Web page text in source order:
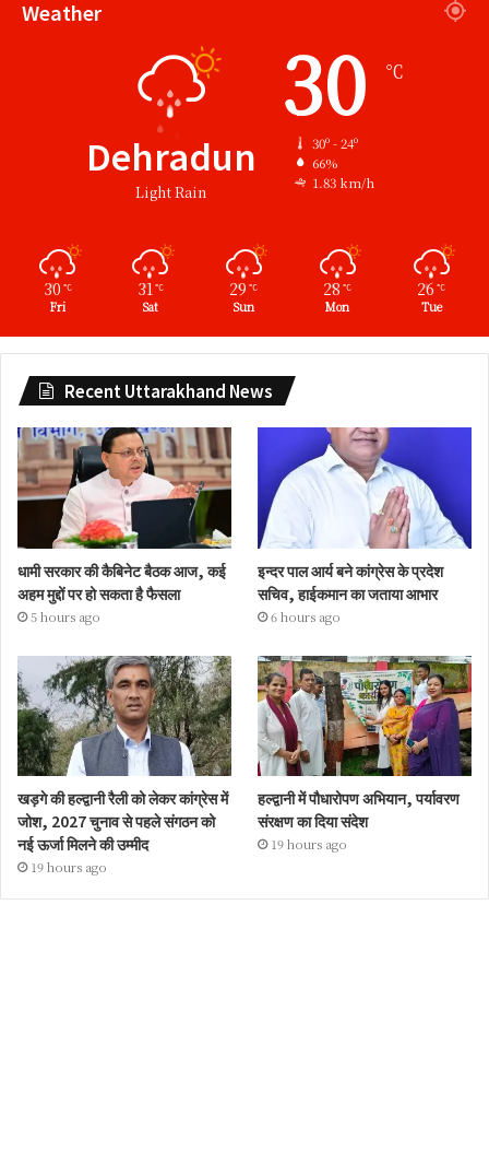
Weather
Dehradun
Light Rain
30 ℃
30º - 24º
66%
1.83 km/h
30 ℃
Fri
31 ℃
Sat
29 ℃
Sun
28 ℃
Mon
26 ℃
Tue
Recent Uttarakhand News
धामी सरकार की कैबिनेट बैठक आज, कई
अहम मुद्दों पर हो सकता है फैसला
5 hours ago
इन्दर पाल आर्य बने कांग्रेस के प्रदेश
सचिव, हाईकमान का जताया आभार
6 hours ago
खड़गे की हल्द्वानी रैली को लेकर कांग्रेस में
जोश, 2027 चुनाव से पहले संगठन को
नई ऊर्जा मिलने की उम्मीद
19 hours ago
हल्द्वानी में पौधारोपण अभियान, पर्यावरण
संरक्षण का दिया संदेश
19 hours ago